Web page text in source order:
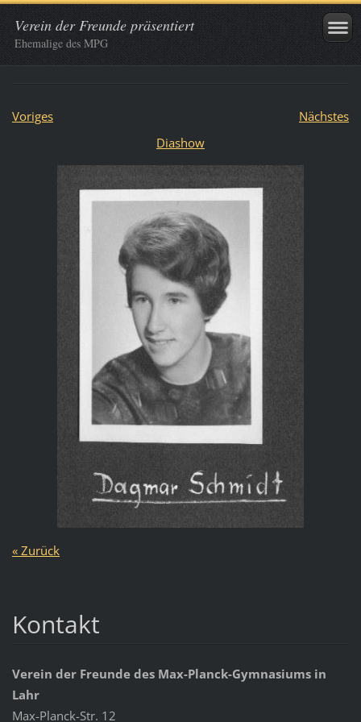
Verein der Freunde präsentiert
Ehemalige des MPG
Voriges
Nächstes
Diashow
« Zurück
Kontakt
Verein der Freunde des Max-Planck-Gymnasiums in
Lahr
Max-Planck-Str. 12